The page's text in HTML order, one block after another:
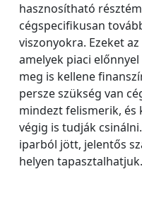
hasznosítható
cégspecifikusan
viszonyokra. Ezeket
amelyek piaci
meg is kellene
persze szükség van
mindezt felismerik, és
végig is tudják
iparból jött, jelentős
helyen tapasztalhatjuk.